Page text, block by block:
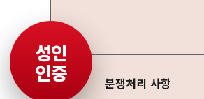
분쟁처리 사항
성인
인증